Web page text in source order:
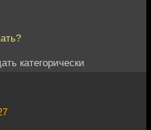
категорически